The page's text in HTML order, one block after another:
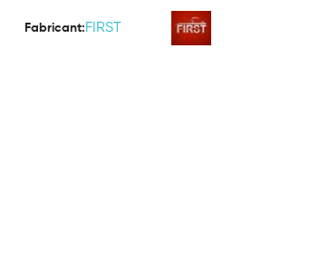
Fabricant: FIRST